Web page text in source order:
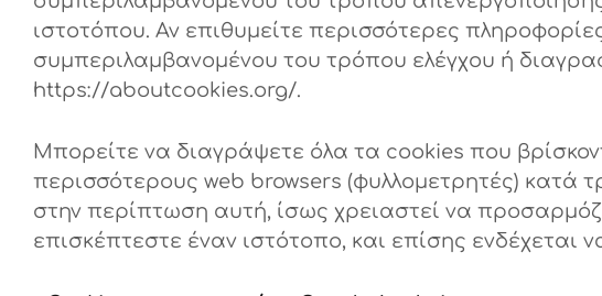
ιστοτόπου. Αν επιθυμείτε περισσότερες
συμπεριλαμβανομένου του τρόπου ελέγχου ή
https://aboutcookies.org/.
Μπορείτε να διαγράψετε όλα τα cookies που
περισσότερους web browsers (φυλλομετρητές) κατά
στην περίπτωση αυτή, ίσως χρειαστεί να
επισκέπτεστε έναν ιστότοπο, και επίσης ενδέχεται